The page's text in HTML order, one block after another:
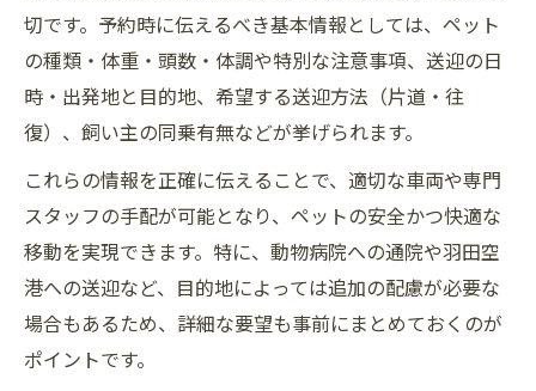
切です。予約時に伝えるべき基本情報としては、ペット
の種類・体重・頭数・体調や特別な注意事項、送迎の日
時・出発地と目的地、希望する送迎方法（片道・往
復）、飼い主の同乗有無などが挙げられます。
これらの情報を正確に伝えることで、適切な車両や専門
スタッフの手配が可能となり、ペットの安全かつ快適な
移動を実現できます。特に、動物病院への通院や羽田空
港への送迎など、目的地によっては追加の配慮が必要な
場合もあるため、詳細な要望も事前にまとめておくのが
ポイントです。